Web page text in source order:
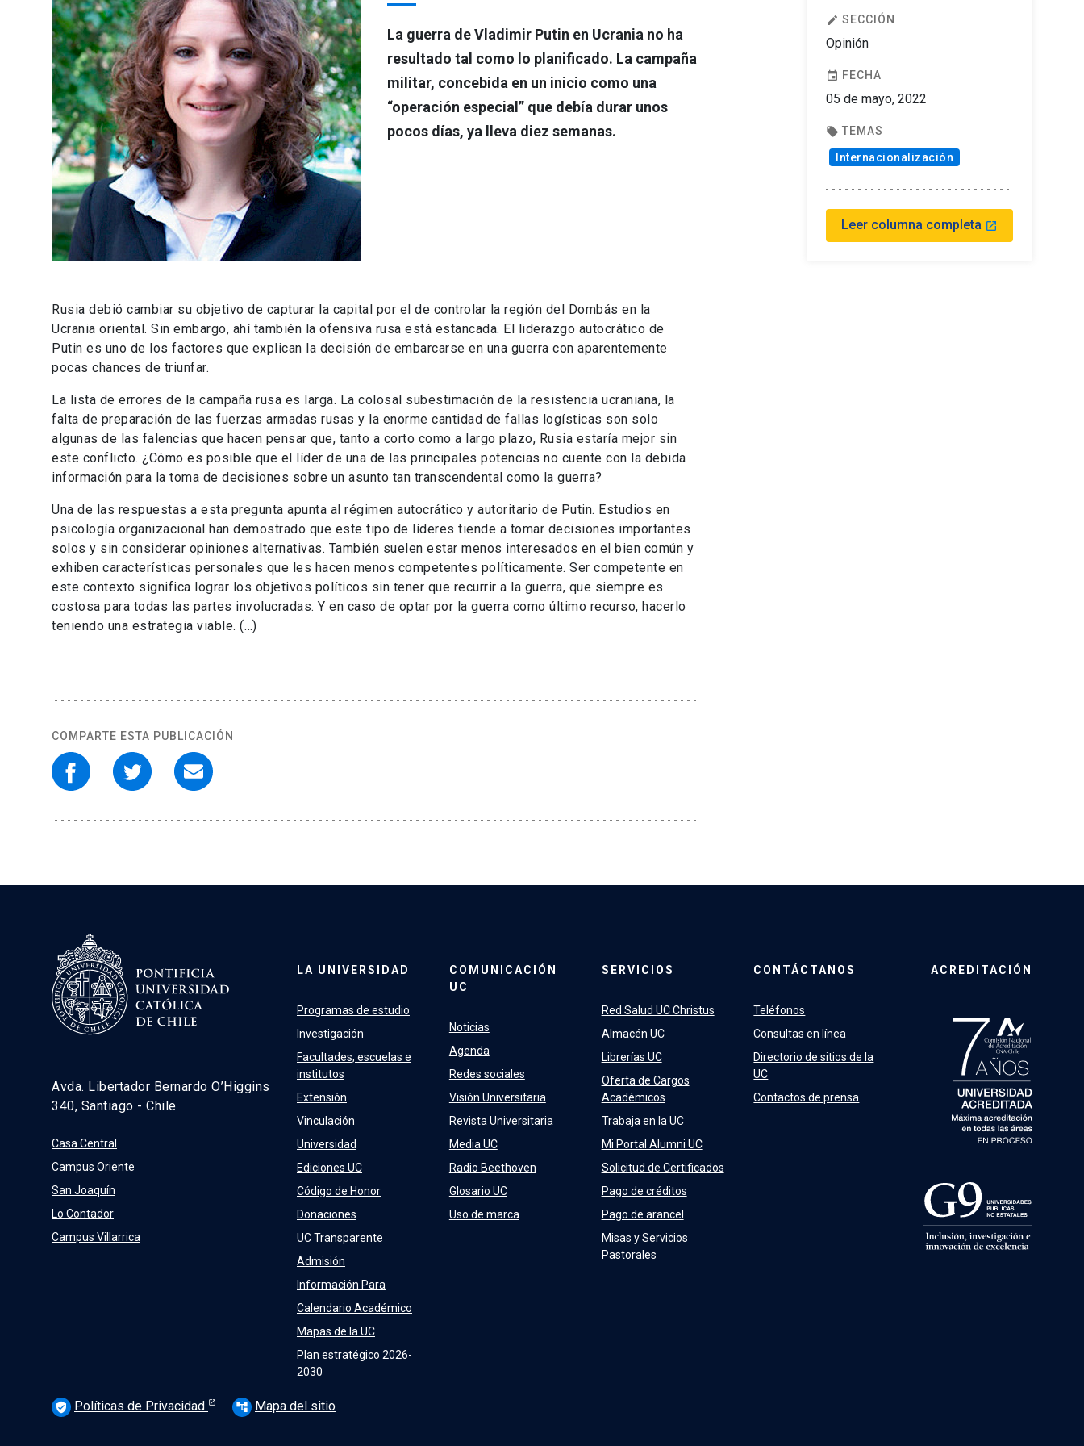
La guerra de Vladimir Putin en Ucrania no ha
resultado tal como lo planificado. La campaña
militar, concebida en un inicio como una
“operación especial” que debía durar unos
pocos días, ya lleva diez semanas.
Rusia debió cambiar su objetivo de capturar la capital por el de controlar la región del Dombás en la
Ucrania oriental. Sin embargo, ahí también la ofensiva rusa está estancada. El liderazgo autocrático de
Putin es uno de los factores que explican la decisión de embarcarse en una guerra con aparentemente
pocas chances de triunfar.
La lista de errores de la campaña rusa es larga. La colosal subestimación de la resistencia ucraniana, la
falta de preparación de las fuerzas armadas rusas y la enorme cantidad de fallas logísticas son solo
algunas de las falencias que hacen pensar que, tanto a corto como a largo plazo, Rusia estaría mejor sin
este conflicto. ¿Cómo es posible que el líder de una de las principales potencias no cuente con la debida
información para la toma de decisiones sobre un asunto tan transcendental como la guerra?
Una de las respuestas a esta pregunta apunta al régimen autocrático y autoritario de Putin. Estudios en
psicología organizacional han demostrado que este tipo de líderes tiende a tomar decisiones importantes
solos y sin considerar opiniones alternativas. También suelen estar menos interesados en el bien común y
exhiben características personales que les hacen menos competentes políticamente. Ser competente en
este contexto significa lograr los objetivos políticos sin tener que recurrir a la guerra, que siempre es
costosa para todas las partes involucradas. Y en caso de optar por la guerra como último recurso, hacerlo
teniendo una estrategia viable. (…)
COMPARTE ESTA PUBLICACIÓN
edit SECCIÓN
Opinión
event FECHA
05 de mayo, 2022
local_offer TEMAS
Internacionalización
Leer columna completa launch
Avda. Libertador Bernardo O’Higgins
340, Santiago - Chile
Casa Central
Campus Oriente
San Joaquín
Lo Contador
Campus Villarrica
LA UNIVERSIDAD
Programas de estudio
Investigación
Facultades, escuelas e
institutos
Extensión
Vinculación
Universidad
Ediciones UC
Código de Honor
Donaciones
UC Transparente
Admisión
Información Para
Calendario Académico
Mapas de la UC
Plan estratégico 2026-
2030
COMUNICACIÓN
UC
Noticias
Agenda
Redes sociales
Visión Universitaria
Revista Universitaria
Media UC
Radio Beethoven
Glosario UC
Uso de marca
SERVICIOS
Red Salud UC Christus
Almacén UC
Librerías UC
Oferta de Cargos
Académicos
Trabaja en la UC
Mi Portal Alumni UC
Solicitud de Certificados
Pago de créditos
Pago de arancel
Misas y Servicios
Pastorales
CONTÁCTANOS
Teléfonos
Consultas en línea
Directorio de sitios de la
UC
Contactos de prensa
ACREDITACIÓN
verified_user Políticas de Privacidad account_tree Mapa del sitio